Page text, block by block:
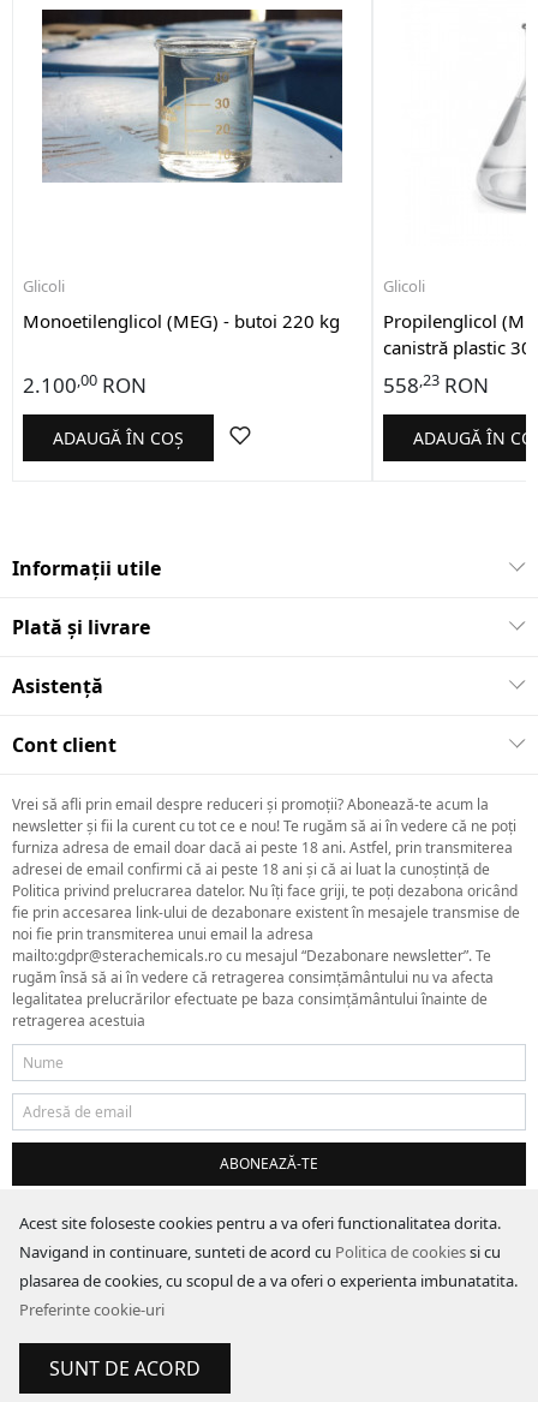
Acest site foloseste cookies pentru a va oferi functionalitatea dorita.
Navigand in continuare, sunteti de acord cu Politica de cookiessi cu
plasarea de cookies, cu scopul de a va oferi o experienta imbunatatita.
Preferinte cookie-uri
SUNT DE ACORD
Monoetilenglicol (MEG) - butoi 220 kg
Glicoli
2.100,00 RON
ADAUGĂ ÎN COȘ
Propilenglicol
canistră plastic 30
Glicoli
558,23RON
ADAUGĂ ÎN
Informații utile
Plată și livrare
Asistență
Cont client
Vrei să afli prin email despre reduceri și promoții? Abonează-te acum la
newsletter și fii la curent cu tot ce e nou! Te rugăm să ai în vedere că ne poți
furniza adresa de email doar dacă ai peste 18 ani. Astfel, prin transmiterea
adresei de email confirmi că ai peste 18 ani și că ai luat la cunoștință de
Politica privind prelucrarea datelor. Nu îți face griji, te poți dezabona oricând
fie prin accesarea link-ului de dezabonare existent în mesajele transmise de
noi fie prin transmiterea unui email la adresa
mailto:gdpr@sterachemicals.ro cu mesajul “Dezabonare newsletter”. Te
rugăm însă să ai în vedere că retragerea consimțământului nu va afecta
legalitatea prelucrărilor efectuate pe baza consimțământului înainte de
retragerea acestuia
ABONEAZĂ-TE